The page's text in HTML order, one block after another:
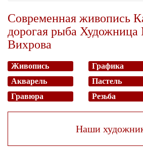
Современная живопись
дорогая рыба
Вихрова
Живопись
Графика
Акварель
Пастель
Гравюра
Резьба
Наши